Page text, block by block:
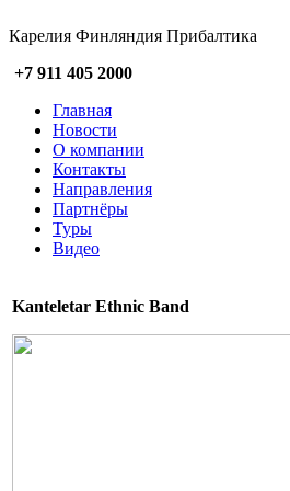
Карелия Финляндия Прибалтика
+7 911 405 2000
Главная
Новости
О компании
Контакты
Направления
Партнёры
Туры
Видео
Kanteletar Ethnic Band